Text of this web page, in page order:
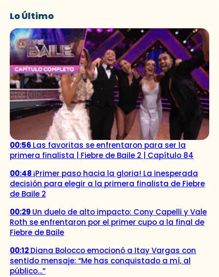
Lo Último
00:56 Las favoritas se enfrentaron para ser la
primera finalista | Fiebre de Baile 2 | Capítulo 84
00:48 ¡Primer paso hacia la gloria! La inesperada
decisión para elegir a la primera finalista de Fiebre
de Baile 2
00:29 Un duelo de alto impacto: Cony Capelli y Vale
Roth se enfrentaron por el primer cupo a la final de
Fiebre de Baile
00:12Diana Bolocco emocionó a Itay Vargas con
sentido mensaje: “Me has conquistado a mí, al
público…”